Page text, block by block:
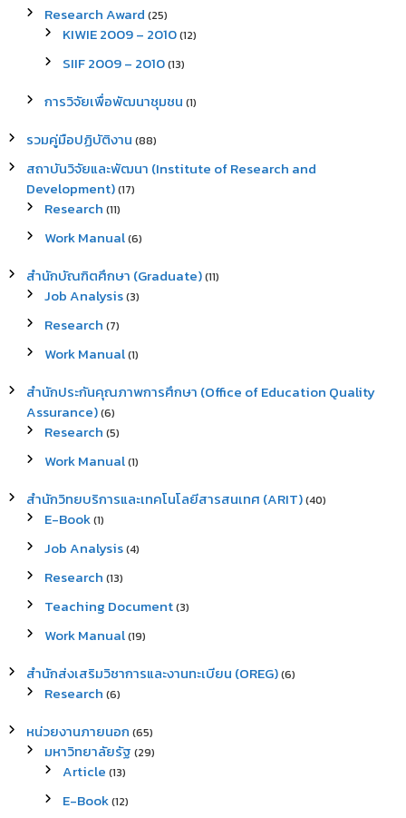
Research Award (25)
KIWIE 2009 – 2010(12)
SIIF 2009 – 2010(13)
การวิจัยเพื่อพัฒนาชุมชน (1)
รวมคู่มือปฏิบัติงาน (88)
สถาบันวิจัยและพัฒนา (Institute of Research and
Development)(17)
Research (11)
Work Manual(6)
สำนักบัณฑิตศึกษา (Graduate)(11)
Job Analysis(3)
Research (7)
Work Manual(1)
สำนักประกันคุณภาพการศึกษา (Office of Education Quality
Assurance)(6)
Research (5)
Work Manual(1)
สำนักวิทยบริการและเทคโนโลยีสารสนเทศ (ARIT)(40)
E-Book(1)
Job Analysis(4)
Research (13)
Teaching Document(3)
Work Manual(19)
สำนักส่งเสริมวิชาการและงานทะเบียน (OREG)(6)
Research (6)
หน่วยงานภายนอก (65)
มหาวิทยาลัยรัฐ (29)
Article (13)
E-Book(12)